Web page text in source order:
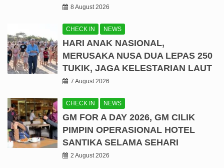
8 August 2026
CHECK IN NEWS
HARI ANAK NASIONAL,
MERUSAKA NUSA DUA LEPAS 250
TUKIK, JAGA KELESTARIAN LAUT
7 August 2026
CHECK IN NEWS
GM FOR A DAY 2026, GM CILIK
PIMPIN OPERASIONAL HOTEL
SANTIKA SELAMA SEHARI
2 August 2026